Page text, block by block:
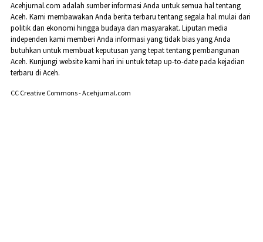
Acehjurnal.com adalah sumber informasi Anda untuk semua hal tentang
Aceh. Kami membawakan Anda berita terbaru tentang segala hal mulai dari
politik dan ekonomi hingga budaya dan masyarakat. Liputan media
independen kami memberi Anda informasi yang tidak bias yang Anda
butuhkan untuk membuat keputusan yang tepat tentang pembangunan
Aceh. Kunjungi website kami hari ini untuk tetap up-to-date pada kejadian
terbaru di Aceh.
CC Creative Commons - Acehjurnal.com